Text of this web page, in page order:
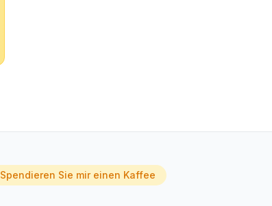
Spendieren Sie mir einen Kaffee